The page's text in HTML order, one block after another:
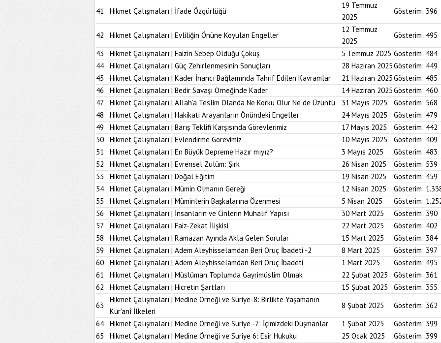
41
Hikmet Çalışmaları | İfade Özgürlüğü
19 Temmuz
2025
Gösterim: 396
42 Hikmet Çalışmaları | Evliliğin Önüne Koyulan Engeller
12 Temmuz
2025
Gösterim: 495
43
Hikmet Çalışmaları | Faizin Sebep Olduğu Çöküş 5 Temmuz 2025 Gösterim: 484
44
Hikmet Çalışmaları | Güç Zehirlenmesinin Sonuçları 28 Haziran 2025Gösterim: 449
45
Hikmet Çalışmaları | Kader İnancı Bağlamında Tahrif Edilen Kavramlar 21 Haziran 2025Gösterim: 485
46
Hikmet Çalışmaları | Bedir Savaşı Örneğinde Kader 14 Haziran 2025Gösterim: 460
47
Hikmet Çalışmaları | Allah’a Teslim Olanda Ne Korku Olur Ne de Üzüntü 31 Mayıs 2025 Gösterim: 568
48
Hikmet Çalışmaları | Hakikati Arayanların Önündeki Engeller 24 Mayıs 2025 Gösterim: 479
49
Hikmet Çalışmaları | Barış Teklifi Karşısında Görevlerimiz 17 Mayıs 2025 Gösterim: 442
50
Hikmet Çalışmaları | Evlendirme Görevimiz 10 Mayıs 2025 Gösterim: 409
51
Hikmet Çalışmaları | En Büyük Depreme Hazır mıyız? 3 Mayıs 2025 Gösterim: 483
52
Hikmet Çalışmaları | Evrensel Zulüm: Şirk 26 Nisan 2025 Gösterim: 539
53
Hikmet Çalışmaları | Doğal Eğitim 19 Nisan 2025 Gösterim: 459
54
Hikmet Çalışmaları | Mümin Olmanın Gereği 12 Nisan 2025 Gösterim:
55
Hikmet Çalışmaları | Müminlerin Başkalarına Özenmesi 5 Nisan 2025 Gösterim:
56
Hikmet Çalışmaları | İnsanların ve Cinlerin Muhalif Yapısı 30 Mart 2025 Gösterim: 390
57
Hikmet Çalışmaları | Faiz-Zekat İlişkisi 22 Mart 2025 Gösterim: 402
58
Hikmet Çalışmaları | Ramazan Ayında Akla Gelen Sorular 15 Mart 2025 Gösterim: 384
59
Hikmet Çalışmaları | Adem Aleyhisselamdan Beri Oruç İbadeti -2 8 Mart 2025 Gösterim: 397
60
Hikmet Çalışmaları | Adem Aleyhisselamdan Beri Oruç İbadeti 1 Mart 2025 Gösterim: 495
61
Hikmet Çalışmaları | Müslüman Toplumda Gayrimüslim Olmak 22 Şubat 2025 Gösterim: 361
62
Hikmet Çalışmaları | Hicretin Şartları 15 Şubat 2025 Gösterim: 355
63
Hikmet Çalışmaları | Medine Örneği ve Suriye-8: Birlikte Yaşamanın
Kur’anî İlkeleri
8 Şubat 2025 Gösterim: 362
64
Hikmet Çalışmaları | Medine Örneği ve Suriye -7: İçimizdeki Düşmanlar 1 Şubat 2025 Gösterim: 399
65
Hikmet Çalışmaları | Medine Örneği ve Suriye 6: Esir Hukuku 25 Ocak 2025 Gösterim: 399